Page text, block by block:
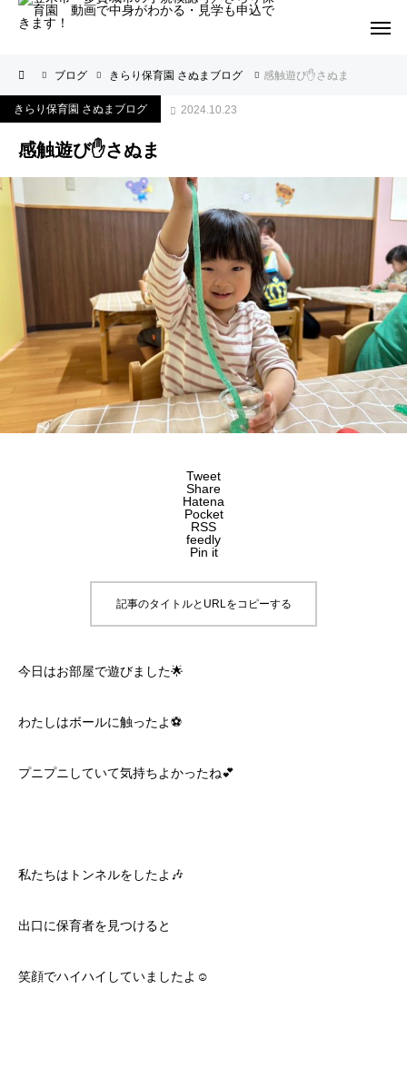
ブログ きらり保育園 さぬまブログ 感触遊び✋さぬま
きらり保育園 さぬまブログ 2024.10.23
感触遊び✋さぬま
Tweet
Share
Hatena
Pocket
RSS
feedly
Pin it
記事のタイトルとURLをコピーする
今日はお部屋で遊びました🌟
わたしはボールに触ったよ⚽️
プニプニしていて気持ちよかったね💕
私たちはトンネルをしたよ🎶
出口に保育者を見つけると
笑顔でハイハイしていましたよ☺️